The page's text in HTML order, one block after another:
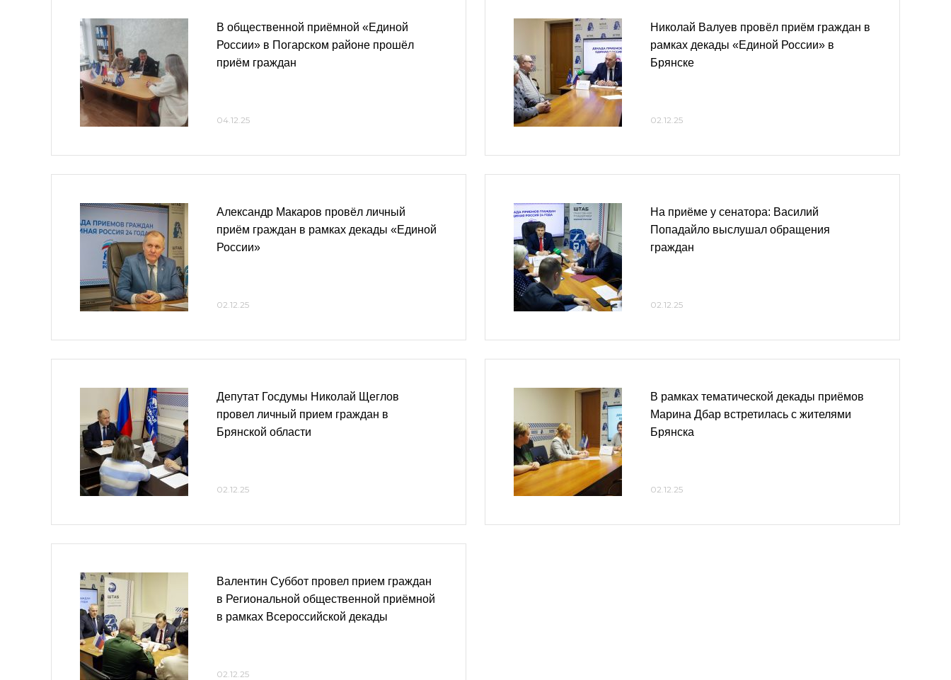
В общественной приёмной «Единой
России» в Погарском районе прошёл
приём граждан
04.12.25
Александр Макаров провёл личный
приём граждан в рамках декады «Единой
России»
02.12.25
Депутат Госдумы Николай Щеглов
провел личный прием граждан в
Брянской области
02.12.25
Николай Валуев провёл приём граждан в
рамках декады «Единой России» в
Брянске
02.12.25
На приёме у сенатора: Василий
Попадайло выслушал обращения
граждан
02.12.25
В рамках тематической декады приёмов
Марина Дбар встретилась с жителями
Брянска
02.12.25
Валентин Суббот провел прием граждан
в Региональной общественной приёмной
в рамках Всероссийской декады
02.12.25